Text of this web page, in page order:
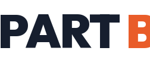
PART